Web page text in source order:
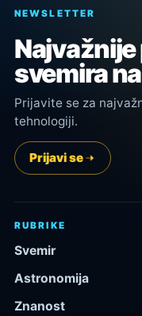
NEWSLETTER
Najvažnije
svemira
Prijavite se za
tehnologiji.
Prijavi se
RUBRIKE
Svemir
Astronomija
Znanost